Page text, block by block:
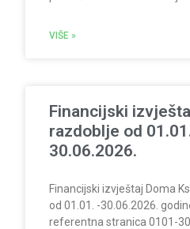
VIŠE »
Financijski
razdoblje od
30.06.2026.
Financijski izvještaj Doma
od 01.01. -30.06.2026.
referentna stranica 0101-